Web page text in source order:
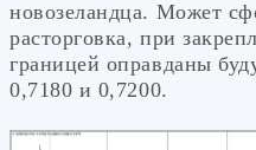
новозеландца. Может
расторговка, при
границей оправданы
0,7180 и 0,7200.